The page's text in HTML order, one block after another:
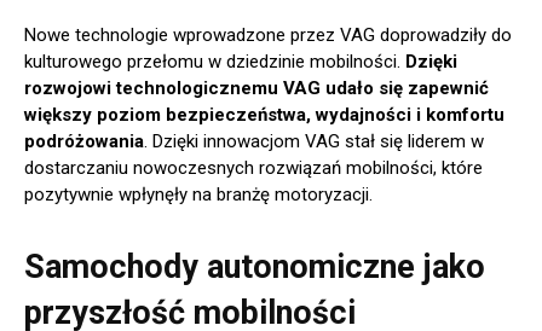
Nowe technologie wprowadzone przez VAG doprowadziły do
kulturowego przełomu w dziedzinie mobilności. Dzięki
rozwojowi technologicznemu VAG udało się zapewnić
większy poziom bezpieczeństwa, wydajności i komfortu
podróżowania. Dzięki innowacjom VAG stał się liderem w
dostarczaniu nowoczesnych rozwiązań mobilności, które
pozytywnie wpłynęły na branżę motoryzacji.
Samochody autonomiczne jako
przyszłość mobilności